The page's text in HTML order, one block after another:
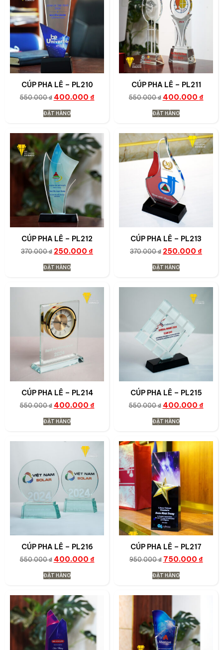
CÚP PHA LÊ – PL210
550.000₫ 400.000 ₫
ĐẶT HÀNG
CÚP PHA LÊ – PL211
550.000₫ 400.000 ₫
ĐẶT HÀNG
CÚP PHA LÊ – PL212
370.000₫ 250.000 ₫
ĐẶT HÀNG
CÚP PHA LÊ – PL213
370.000₫ 250.000 ₫
ĐẶT HÀNG
CÚP PHA LÊ – PL214
550.000₫ 400.000 ₫
ĐẶT HÀNG
CÚP PHA LÊ – PL215
550.000₫ 400.000 ₫
ĐẶT HÀNG
CÚP PHA LÊ – PL216
550.000₫ 400.000 ₫
ĐẶT HÀNG
CÚP PHA LÊ – PL217
950.000₫ 750.000 ₫
ĐẶT HÀNG